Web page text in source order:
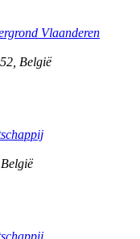
Vlaanderen
België
België